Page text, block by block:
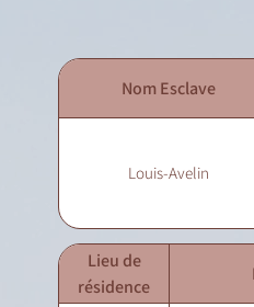
Nom Esclave
Louis-Avelin
Lieu de
résidence